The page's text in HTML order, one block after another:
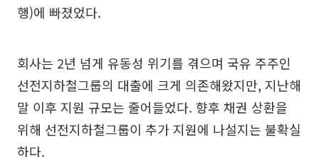
행)에 빠졌었다.
회사는 2년 넘게 유동성 위기를 겪으며 국유 주주인
선전지하철그룹의 대출에 크게 의존해왔지만, 지난해
말 이후 지원 규모는 줄어들었다. 향후 채권 상환을
위해 선전지하철그룹이 추가 지원에 나설지는 불확실
하다.